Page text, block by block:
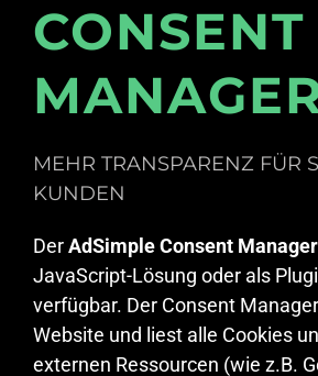
CONSENT
MEHR TRANSPARENZ FÜR
KUNDEN
DerAdSimple Consent Manager
JavaScript-Lösung oder als
verfügbar. Der Consent
Website und liest alle Cookies
externen Ressourcen (wie z.B.